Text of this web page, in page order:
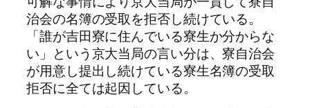
治会の名簿の受取を拒否し続けている。
「誰が吉田寮に住んでいる寮生か分からな
い」という京大当局の言い分は、寮自治会
が用意し提出し続けている寮生名簿の受取
拒否に全ては起因している。